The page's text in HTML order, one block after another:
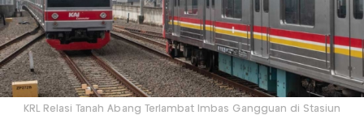
KRL Relasi Tanah Abang Terlambat Imbas Gangguan di Stasiun